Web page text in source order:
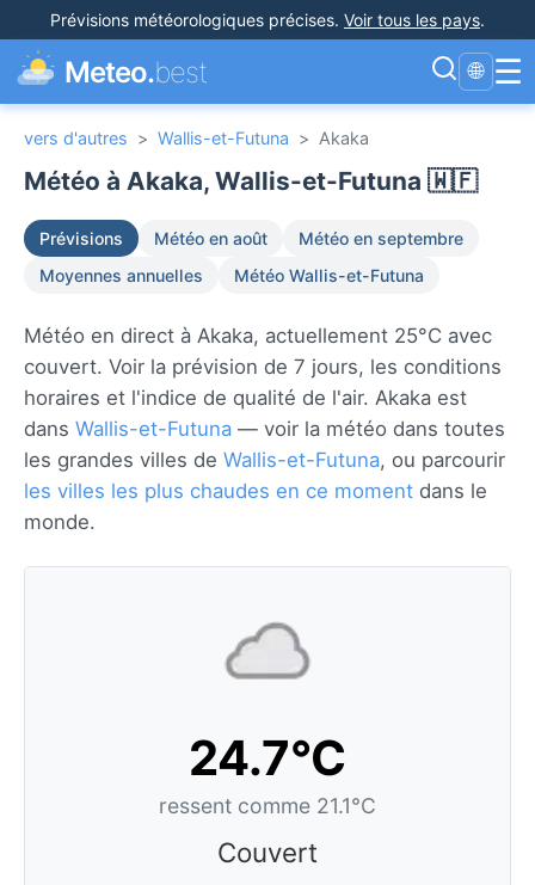
Prévisions météorologiques précises. Voir tous les pays.
Meteo.best 🌐 ☰
vers d'autres > Wallis-et-Futuna > Akaka
Météo à Akaka, Wallis-et-Futuna 🇼🇫
Prévisions Météo en août
Météo en septembre
Moyennes annuelles
Météo Wallis-et-Futuna
Météo en direct à Akaka, actuellement 25°C avec
couvert. Voir la prévision de 7 jours, les conditions
horaires et l'indice de qualité de l'air. Akaka est
dans Wallis-et-Futuna — voir la météo dans toutes
les grandes villes de Wallis-et-Futuna, ou parcourir
les villes les plus chaudes en ce moment dans le
monde.
24.7°C
ressent comme 21.1°C
Couvert